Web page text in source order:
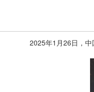
2025年1月26日，